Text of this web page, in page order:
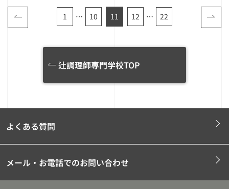
1 … 10 11 12 … 22
辻調理師専門学校TOP
よくある質問
メール・お電話でのお問い合わせ